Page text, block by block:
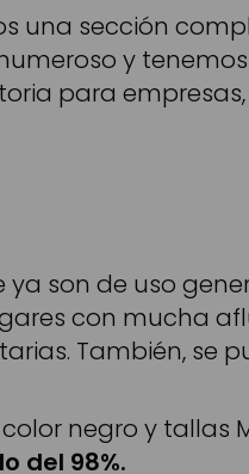
una sección
y
para
ya son de uso
con mucha
También, se
negro y tallas
del 98%.